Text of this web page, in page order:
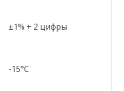
±1% + 2 цифры
-15°С